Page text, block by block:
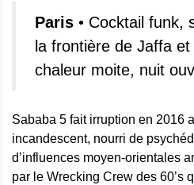
Paris • Cocktail funk,
la frontière de Jaffa
chaleur moite, nuit
Sababa 5 fait irruption en 2016
incandescent, nourri de
d’influences moyen-orientales
par le Wrecking Crew des 60’s